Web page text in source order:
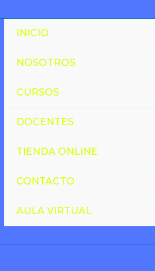
INICIO
NOSOTROS
CURSOS
DOCENTES
TIENDA ONLINE
CONTACTO
AULA VIRTUAL